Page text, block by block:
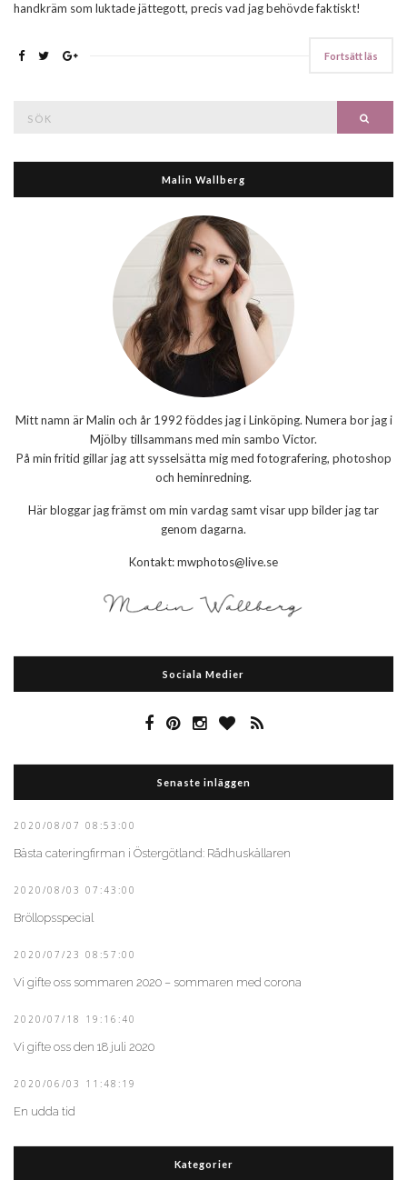
handkräm som luktade jättegott, precis vad jag behövde faktiskt!
Fortsätt läs
Malin Wallberg
Mitt namn är Malin och år 1992 föddes jag i Linköping. Numera bor jag i
Mjölby tillsammans med min sambo Victor.
På min fritid gillar jag att sysselsätta mig med fotografering, photoshop
och heminredning.
Här bloggar jag främst om min vardag samt visar upp bilder jag tar
genom dagarna.
Kontakt: mwphotos@live.se
Sociala Medier
Senaste inläggen
2020/08/07 08:53:00
Bästa cateringfirman i Östergötland: Rådhuskällaren
2020/08/03 07:43:00
Bröllopsspecial
2020/07/23 08:57:00
Vi gifte oss sommaren 2020 – sommaren med corona
2020/07/18 19:16:40
Vi gifte oss den 18 juli 2020
2020/06/03 11:48:19
En udda tid
Kategorier